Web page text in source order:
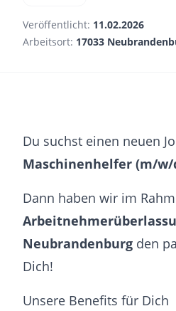
Veröffentlicht: 11.02.2026
Arbeitsort: 17033
Du suchst einen neuen
Maschinenhelfer (m/w/
Dann haben wir im
Neubrandenburg den
Dich!
Unsere Benefits für Dich